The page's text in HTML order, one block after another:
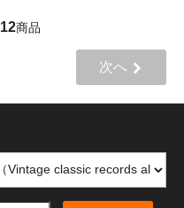
12商品
次へ